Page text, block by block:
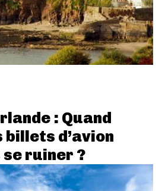
: Quand
d’avion
se ruiner ?